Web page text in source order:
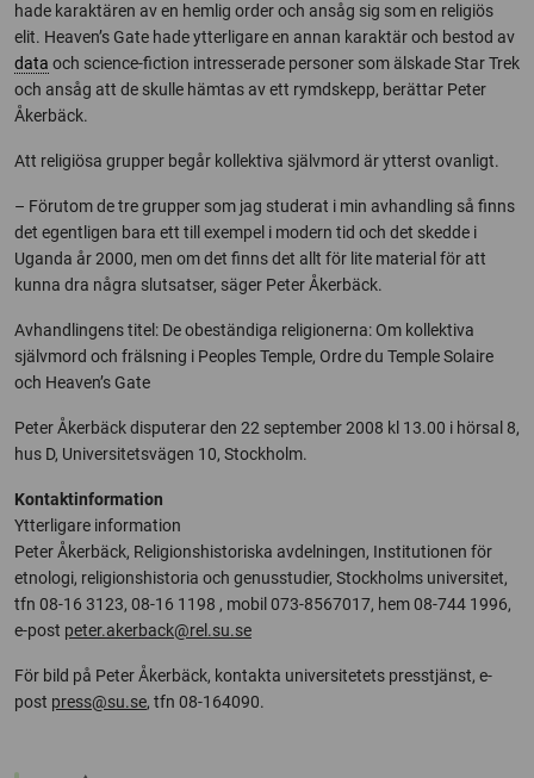
hade karaktären av en hemlig order och ansåg sig som en religiös
elit. Heaven’s Gate hade ytterligare en annan karaktär och bestod av
data och science-fiction intresserade personer som älskade Star Trek
och ansåg att de skulle hämtas av ett rymdskepp, berättar Peter
Åkerbäck.
Att religiösa grupper begår kollektiva självmord är ytterst ovanligt.
– Förutom de tre grupper som jag studerat i min avhandling så finns
det egentligen bara ett till exempel i modern tid och det skedde i
Uganda år 2000, men om det finns det allt för lite material för att
kunna dra några slutsatser, säger Peter Åkerbäck.
Avhandlingens titel: De obeständiga religionerna: Om kollektiva
självmord och frälsning i Peoples Temple, Ordre du Temple Solaire
och Heaven’s Gate
Peter Åkerbäck disputerar den 22 september 2008 kl 13.00 i hörsal 8,
hus D, Universitetsvägen 10, Stockholm.
Kontaktinformation
Ytterligare information
Peter Åkerbäck, Religionshistoriska avdelningen, Institutionen för
etnologi, religionshistoria och genusstudier, Stockholms universitet,
tfn 08-16 3123, 08-16 1198 , mobil 073-8567017, hem 08-744 1996,
e-post peter.akerback@rel.su.se
För bild på Peter Åkerbäck, kontakta universitetets presstjänst, e-
post press@su.se, tfn 08-164090.